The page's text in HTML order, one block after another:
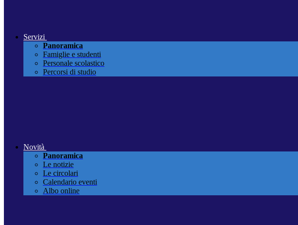
Servizi
Panoramica
Famiglie e studenti
Personale scolastico
Percorsi di studio
Novità
Panoramica
Le notizie
Le circolari
Calendario eventi
Albo online